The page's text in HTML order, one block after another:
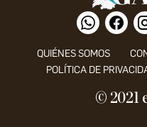
QUIÉNES SOMOS
POLÍTICA DE
© 2021